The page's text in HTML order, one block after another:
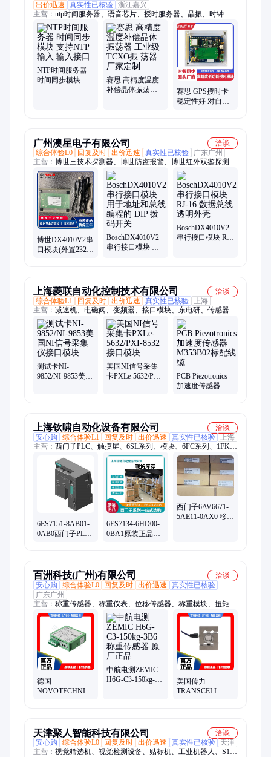
出价迅速 真实性已核验 浙江嘉兴
主营： ntp时间服务器、语音芯片、授时服务器、晶振、时钟芯
片、时钟系统、授时安全防护装置、原子钟、授时板卡
NTP时间服务器
时间同步模块 支
赛思 高精度温度
补偿晶体振荡器
赛思 GPS授时卡
稳定性好 对自动
广州澳星电子有限公司
洽谈
综合体验L0
回复及时 出价迅速 真实性已核验
广东广州
主营： 博世三技术探测器、博世防盗报警、博世红外双鉴探测
器、DX4010V2串行接口模块、DS7400报警主机、海康威视报警
系统、脉冲电子围栏、博世品牌红外对射、网络入侵报警系统、
报警主机DS7400、脉冲电子围栏系统、红外双鉴探测器、博世
入侵报警系统、博世报警系统、博世振动探测器、博世玻璃破碎
探测器、博世吸顶探测器、博世总线制报警主机、对射红外探测
器、中文字符键盘、中文液晶键盘、红外传感器、总线报警主
机、烟雾报警器、被动红外探测器、主机键盘
博世DX4010V2串
口模块(外置232
BoschDX4010V2
串行接口模块 用
BoschDX4010V2
串行接口模块 RJ-
上海菱联自动化控制技术有限公司
洽谈
综合体验L1
回复及时 出价迅速 真实性已核验
上海
主营： 减速机、电磁阀、变频器、接口模块、东电研、传感器、
编码器、控制器、触摸屏、主控板、驱动器、sss定位器、泽村
电机、伺服电机、纠偏电源、承总仓库、纠偏控制器、电眼、磁
粉张力
测试卡NI-
9852/NI-9853美国
美国NI信号采集
卡PXLe-5632/PXI-
PCB Piezotronics
加速度传感器
上海钦啸自动化设备有限公司
洽谈
安心购
综合体验L1 回复及时 出价迅速 真实性已核验
上海
主营： 西门子PLC、触摸屏、6SL系列、模块、6FC系列、1FK电
机、6SE6变频器、ABB变频器、昆仑触摸屏、华为 交换机、华
三交换机
6ES7151-8AB01-
0AB0西门子PLC
6ES7134-6HD00-
0BA1原装正品西
西门子6AV6671-
5AE11-0AX0 移动
百洲科技(广州)有限公司
洽谈
安心购
综合体验L0 回复及时 出价迅速
真实性已核验
广东广州
主营： 称重传感器、称重仪表、位移传感器、称重模块、扭矩传
感器、测力仪表、BLH Nobel、称重控制仪表、志美CHIMEI、
电子尺、TEDEA称重传感器、世铨称重传感器、志美仪表、数
字称重传感器、地磅传感器、料罐称重、反应釜称重传感器、检
重秤、杰曼称重仪表、德国HBM、美国传力、美国世铨、美国
Tedea特迪亚、韩国凯士CAS
德国
NOVOTECHNIK
块
中航电测ZEMIC
H6G-C3-150kg-
美国传力
TRANSCELL
天津聚人智能科技有限公司
洽谈
安心购
综合体验L0 回复及时 出价迅速 真实性已核验
天津
主营： 视觉筛选机、视觉检测设备、贴标机、工业机器人、S120